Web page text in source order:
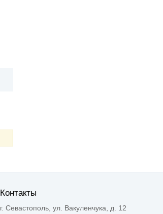
Контакты
г. Севастополь, ул. Вакуленчука, д. 12